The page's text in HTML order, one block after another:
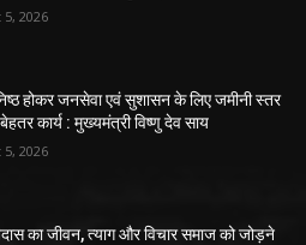
5, 2026
होकर जनसेवा एवं सुशासन के लिए जमीनी स्तर
कार्य : मुख्यमंत्री विष्णु देव साय
5, 2026
का जीवन, त्याग और विचार समाज को जोड़ने